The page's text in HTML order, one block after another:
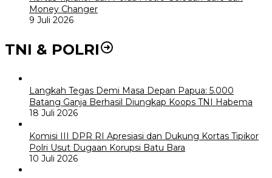
Money Changer
9 Juli 2026
TNI & POLRI
Langkah Tegas Demi Masa Depan Papua: 5.000
Batang Ganja Berhasil Diungkap Koops TNI Habema
18 Juli 2026
Komisi III DPR RI Apresiasi dan Dukung Kortas Tipikor
Polri Usut Dugaan Korupsi Batu Bara
10 Juli 2026